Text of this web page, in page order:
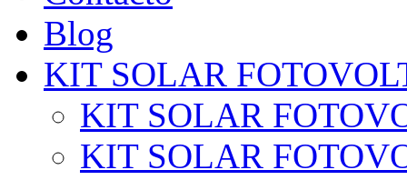
Blog
KIT SOLAR
KIT SOLAR
KIT SOLAR